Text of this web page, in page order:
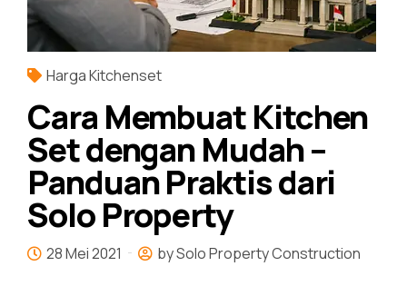
Harga Kitchenset
Cara Membuat Kitchen
Set dengan Mudah –
Panduan Praktis dari
Solo Property
28 Mei 2021 by Solo Property Construction